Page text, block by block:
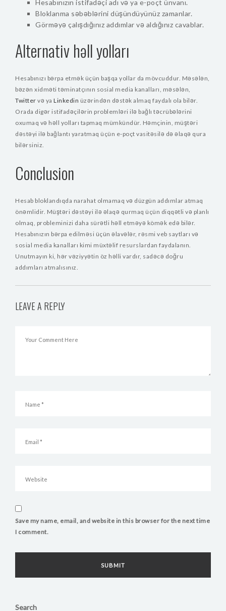
Hesabınızın istifadəçi adı və ya e-poçt ünvanı.
Bloklanma səbəblərini düşündüyünüz zamanlar.
Görməyə çalışdığınız addımlar və aldığınız cavablar.
Alternativ həll yolları
Hesabınızı bərpa etmək üçün başqa yollar da mövcuddur. Məsələn,
bəzən xidməti təminatçının sosial media kanalları, məsələn,
Twitter və ya Linkedin üzərindən dəstək almaq faydalı ola bilər.
Orada digər istifadəçilərin problemləri ilə bağlı təcrübələrini
oxumaq və həll yolları tapmaq mümkündür. Həmçinin, müştəri
dəstəyi ilə bağlantı yaratmaq üçün e-poçt vasitəsilə də əlaqə qura
bilərsiniz.
Conclusion
Hesab bloklandıqda narahat olmamaq və düzgün addımlar atmaq
önəmlidir. Müştəri dəstəyi ilə əlaqə qurmaq üçün diqqətli və planlı
olmaq, probleminizi daha sürətli həll etməyə kömək edə bilər.
Hesabınızın bərpa edilməsi üçün əlavələr, rəsmi veb saytları və
sosial media kanalları kimi müxtəlif resurslardan faydalanın.
Unutmayın ki, hər vəziyyətin öz həlli vardır, sadəcə doğru
addımları atmalısınız.
LEAVE A REPLY
Save my name, email, and website in this browser for the next time
I comment.
Search